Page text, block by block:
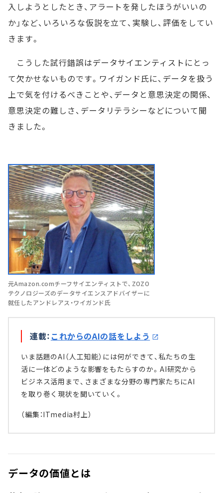
入しようとしたとき、アラートを発したほうがいいの
か」など、いろいろな仮説を立て、実験し、評価をしてい
きます。
こうした試行錯誤はデータサイエンティストにとっ
て欠かせないものです。ワイガンド氏に、データを扱う
上で気を付けるべきことや、データと意思決定の関係、
意思決定の難しさ、データリテラシーなどについて聞
きました。
元Amazon.comチーフサイエンティストで、ZOZO
テクノロジーズのデータサイエンスアドバイザーに
就任したアンドレアス・ワイガンド氏
連載： これからのAIの話をしよう
いま話題のAI（人工知能）には何ができて、私たちの生
活に一体どのような影響をもたらすのか。AI研究から
ビジネス活用まで、さまざまな分野の専門家たちにAI
を取り巻く現状を聞いていく。
（編集：ITmedia村上）
データの価値とは